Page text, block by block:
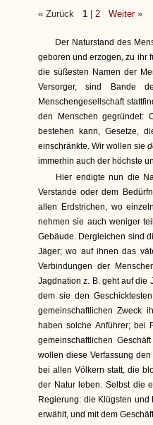
« Zurück 1 2 Weiter»
Der Naturstand des
geboren und erzogen, zu ihr
die süßesten Namen der
Versorger, sind Bande
Menschengesellschaft
den Menschen gegründet:
bestehen kann, Gesetze,
einschränkte. Wir wollen sie
immerhin auch der höchste
Hier endigte nun die
Verstande oder dem
allen Erdstrichen, wo
nehmen sie auch weniger
Gebäude. Dergleichen sind
Jäger; wo auf ihnen das
Verbindungen der
Jagdnation z. B. geht auf die
dem sie den
gemeinschaftlichen Zweck
haben solche Anführer; bei
gemeinschaftlichen
wollen diese Verfassung
bei allen Völkern statt, die
der Natur leben. Selbst die
Regierung: die Klügsten
erwählt, und mit dem